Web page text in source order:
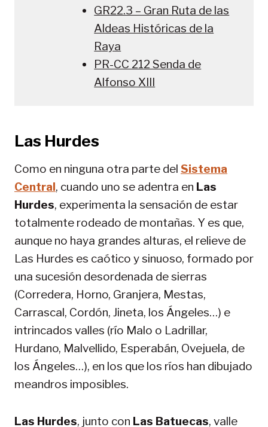
GR22.3 – Gran Ruta de las
Aldeas Históricas de la
Raya
PR-CC 212 Senda de
Alfonso XIII
Las Hurdes
Como en ninguna otra parte del Sistema
Central, cuando uno se adentra en Las
Hurdes, experimenta la sensación de estar
totalmente rodeado de montañas. Y es que,
aunque no haya grandes alturas, el relieve de
Las Hurdes es caótico y sinuoso, formado por
una sucesión desordenada de sierras
(Corredera, Horno, Granjera, Mestas,
Carrascal, Cordón, Jineta, los Ángeles…) e
intrincados valles (río Malo o Ladrillar,
Hurdano, Malvellido, Esperabán, Ovejuela, de
los Ángeles…), en los que los ríos han dibujado
meandros imposibles.
Las Hurdes, junto con Las Batuecas, valle